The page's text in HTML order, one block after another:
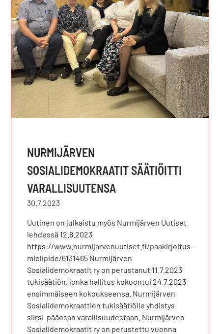
NURMIJÄRVEN
SOSIALIDEMOKRAATIT SÄÄTIÖITTI
VARALLISUUTENSA
30.7.2023
Uutinen on julkaistu myös Nurmijärven Uutiset
lehdessä 12.8.2023
https://www.nurmijarvenuutiset.fi/paakirjoitus-
mielipide/6131465 Nurmijärven
Sosialidemokraatit ry on perustanut 11.7.2023
tukisäätiön, jonka hallitus kokoontui 24.7.2023
ensimmäiseen kokoukseensa. Nurmijärven
Sosialidemokraattien tukisäätiölle yhdistys
siirsi pääosan varallisuudestaan. Nurmijärven
Sosialidemokraatit ry on perustettu vuonna